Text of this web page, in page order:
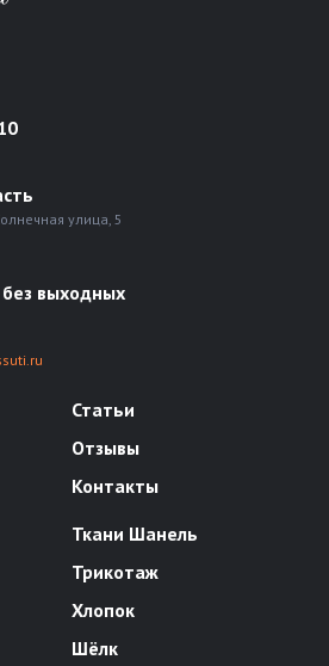
улица, 5
выходных
Статьи
Отзывы
Контакты
Ткани Шанель
Трикотаж
Хлопок
Шёлк